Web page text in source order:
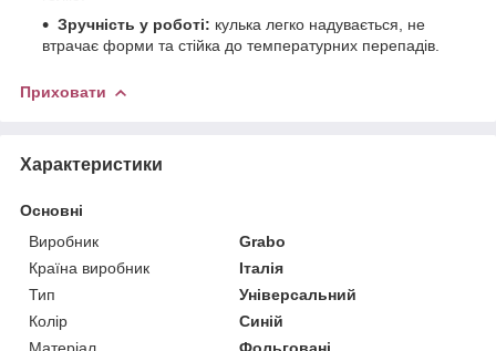
Зручність у роботі: кулька легко надувається, не
втрачає форми та стійка до температурних перепадів.
Приховати
Характеристики
Основні
Виробник
Grabo
Країна виробник
Італія
Тип
Універсальний
Колір
Синій
Матеріал
Фольговані